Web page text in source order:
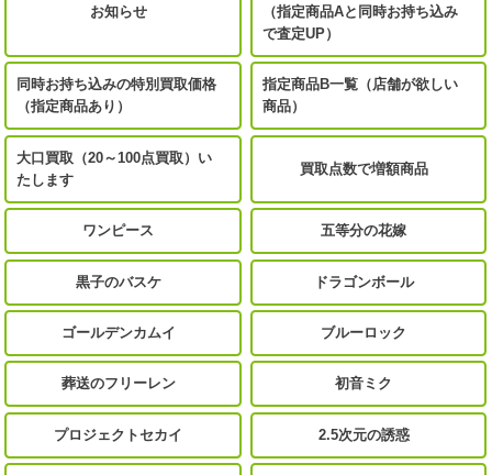
お知らせ
（指定商品Aと同時お持ち込み
で査定UP）
同時お持ち込みの特別買取価格
（指定商品あり）
指定商品B一覧（店舗が欲しい
商品）
大口買取（20～100点買取）い
たします
買取点数で増額商品
ワンピース 五等分の花嫁
黒子のバスケ ドラゴンボール
ゴールデンカムイ ブルーロック
葬送のフリーレン 初音ミク
プロジェクトセカイ 2.5次元の誘惑